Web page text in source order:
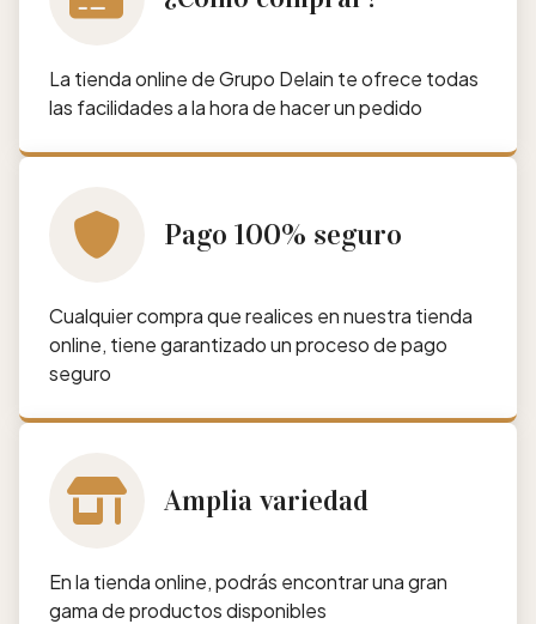
La tienda online de Grupo Delain te ofrece todas
las facilidades a la hora de hacer un pedido
Pago 100% seguro
Cualquier compra que realices en nuestra tienda
online, tiene garantizado un proceso de pago
seguro
Amplia variedad
En la tienda online, podrás encontrar una gran
gama de productos disponibles